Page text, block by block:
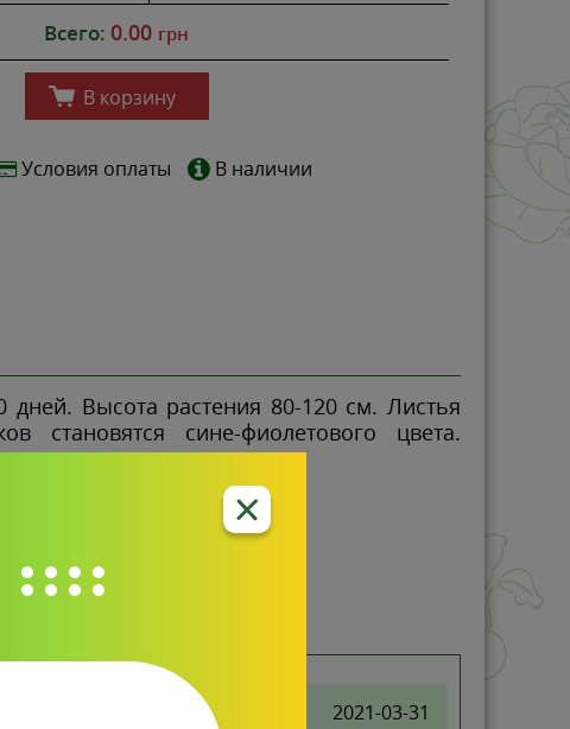
Всего: 0.00 грн
В корзину
Условия оплаты В наличии
дней. Высота растения 80-120 см. Листья
становятся сине-фиолетового цвета.
2021-03-31